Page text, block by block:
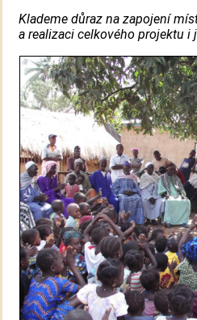
Klademe důraz na zapojení
a realizaci celkového projektu i